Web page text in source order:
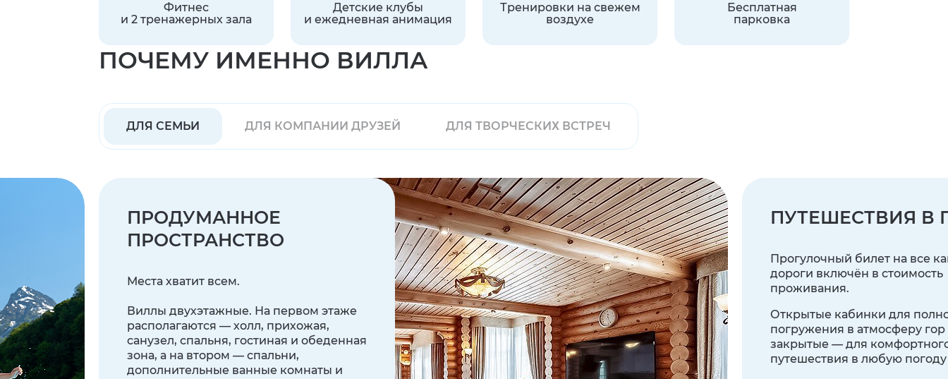
Фитнес
и 2 тренажерных зала
Детские клубы
и ежедневная анимация
Тренировки на свежем
воздухе
Бесплатная
парковка
ПОЧЕМУ ИМЕННО ВИЛЛА
ДЛЯ СЕМЬИ ДЛЯ КОМПАНИИ ДРУЗЕЙ ДЛЯ ТВОРЧЕСКИХ ВСТРЕЧ
ПРОДУМАННОЕ
ПРОСТРАНСТВО
Места хватит всем.
Виллы двухэтажные. На первом этаже
располагаются — холл, прихожая,
санузел, спальня, гостиная и обеденная
зона, а на втором — спальни,
дополнительные ванные комнаты и
ПУТЕШЕСТВИЯ В
Прогулочный билет на все
дороги включён в стоимость
проживания.
Открытые кабинки для
погружения в атмосферу
закрытые — для
путешествия в любую погоду